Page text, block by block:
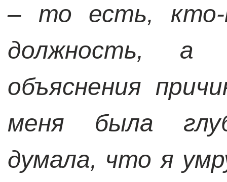
– то есть, кто-
должность, а
объяснения
меня была
думала, что я